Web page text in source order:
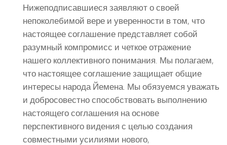
Нижеподписавшиеся заявляют о своей
непоколебимой вере и уверенности в том, что
настоящее соглашение представляет собой
разумный компромисс и четкое отражение
нашего коллективного понимания. Мы полагаем,
что настоящее соглашение защищает общие
интересы народа Йемена. Мы обязуемся уважать
и добросовестно способствовать выполнению
настоящего соглашения на основе
перспективного видения с целью создания
совместными усилиями нового,